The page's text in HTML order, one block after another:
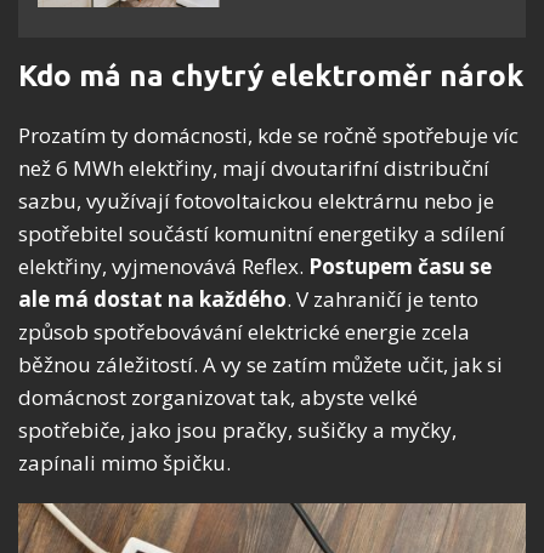
Kdo má na chytrý elektroměr nárok
Prozatím ty domácnosti, kde se ročně spotřebuje víc
než 6 MWh elektřiny, mají dvoutarifní distribuční
sazbu, využívají fotovoltaickou elektrárnu nebo je
spotřebitel součástí komunitní energetiky a sdílení
elektřiny, vyjmenovává Reflex. Postupem času se
ale má dostat na každého. V zahraničí je tento
způsob spotřebovávání elektrické energie zcela
běžnou záležitostí. A vy se zatím můžete učit, jak si
domácnost zorganizovat tak, abyste velké
spotřebiče, jako jsou pračky, sušičky a myčky,
zapínali mimo špičku.